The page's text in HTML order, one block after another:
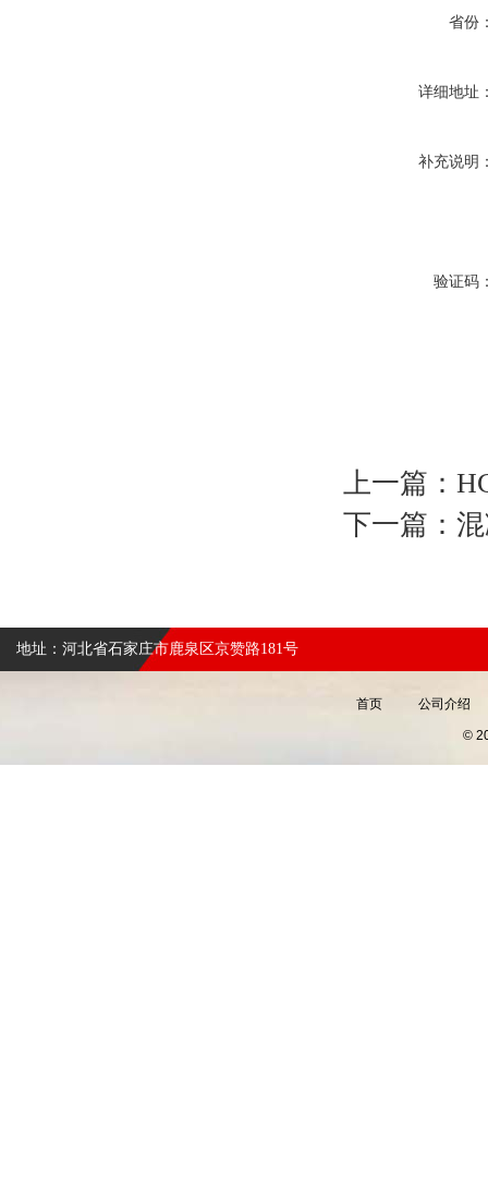
省份
详细地址
补充说明
验证码
上一篇：
下一篇：
地址：河北省石家庄市鹿泉区京赞路181号
首页 公司介绍
©